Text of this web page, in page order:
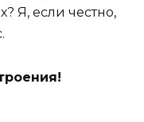
Я, если честно,